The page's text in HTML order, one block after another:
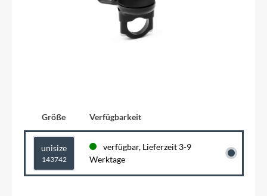
Größe Verfügbarkeit
unisize
143742
verfügbar, Lieferzeit 3-9
Werktage